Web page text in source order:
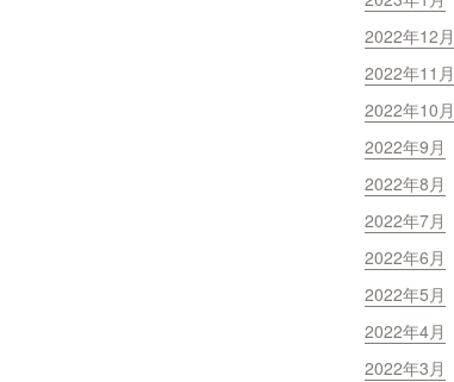
2022年12月
2022年11月
2022年10月
2022年9月
2022年8月
2022年7月
2022年6月
2022年5月
2022年4月
2022年3月